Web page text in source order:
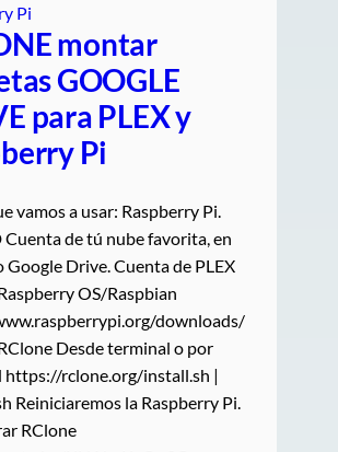
Pi
montar
GOOGLE
para PLEX y
Pi
vamos a usar: Raspberry Pi.
Cuenta de tú nube favorita, en
Google Drive. Cuenta de PLEX
OS/Raspbian
downloads/
Desde terminal o por
https://rclone.org/install.sh |
Reiniciaremos la Raspberry Pi.
RClone